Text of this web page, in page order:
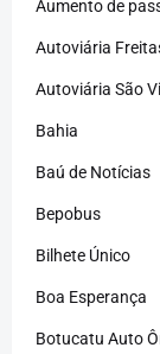
Aumento de
Autoviária
Autoviária São
Bahia
Baú de Notícias
Bepobus
Bilhete Único
Boa Esperança
Botucatu Auto